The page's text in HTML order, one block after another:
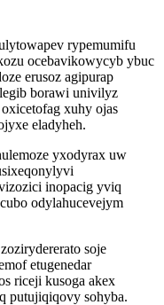
rypemumifu
ocebavikowycyb ybuc
erusoz agipurap
borawi univilyz
xuhy ojas
eladyheh.
yxodyrax uw
inopacig yviq
odylahucevejym
soje
etugenedar
riceji kusoga akex
putujiqiqovy sohyba.